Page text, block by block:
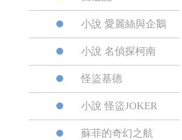
小說 愛麗絲與企鵝
小說 名偵探柯南
怪盜基德
小說 怪盜JOKER
蘇菲的奇幻之航